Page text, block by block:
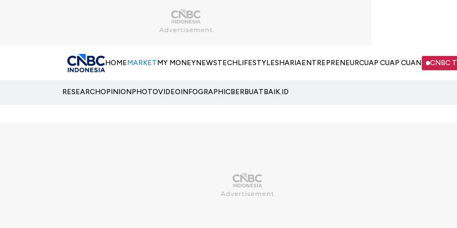
HOMEMARKETMY MONEYNEWSTECHLIFESTYLESHARIAENTREPRENEURCUAP CUAP CUAN CNBC
RESEARCHOPINIONPHOTOVIDEOINFOGRAPHICBERBUATBAIK.ID